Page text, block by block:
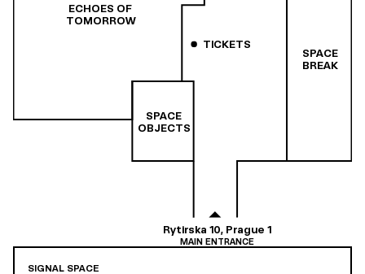
ECHOES OF
TOMORROW
SPACE
OBJECTS
TICKETS
SPACE
BREAK
Rytirska 10, Prague 1
MAIN ENTRANCE
SIGNAL SPACE